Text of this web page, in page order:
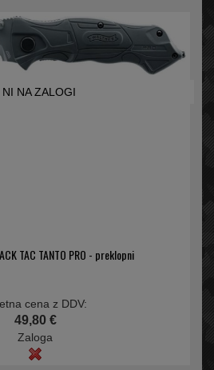
NI NA ZALOGI
TAC TANTO PRO - preklopni
cena z DDV:
49,80 €
Zaloga